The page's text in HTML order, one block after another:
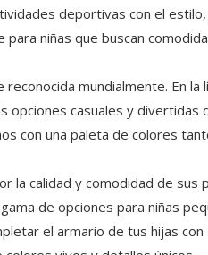
deportivas con el
para niñas que buscan
reconocida mundialmente. En la
opciones casuales y divertidas
con una paleta de colores
la calidad y comodidad de sus
de opciones para niñas
el armario de tus hijas